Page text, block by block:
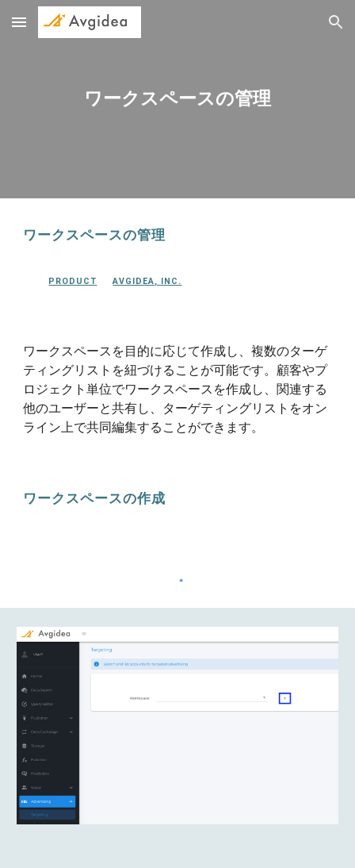
Skip to main content Skip to navigation
ワークスペースの管理
ワークスペースの管理
PRODUCT AVGIDEA, INC.
ワークスペースを目的に応じて作成し、複数のターゲ
ティングリストを紐づけることが可能です。顧客やプ
ロジェクト単位でワークスペースを作成し、関連する
他のユーザーと共有し、ターゲティングリストをオン
ライン上で共同編集することができます。
ワークスペースの作成